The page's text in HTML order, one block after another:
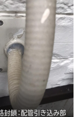
封鎖：配管引き込み部